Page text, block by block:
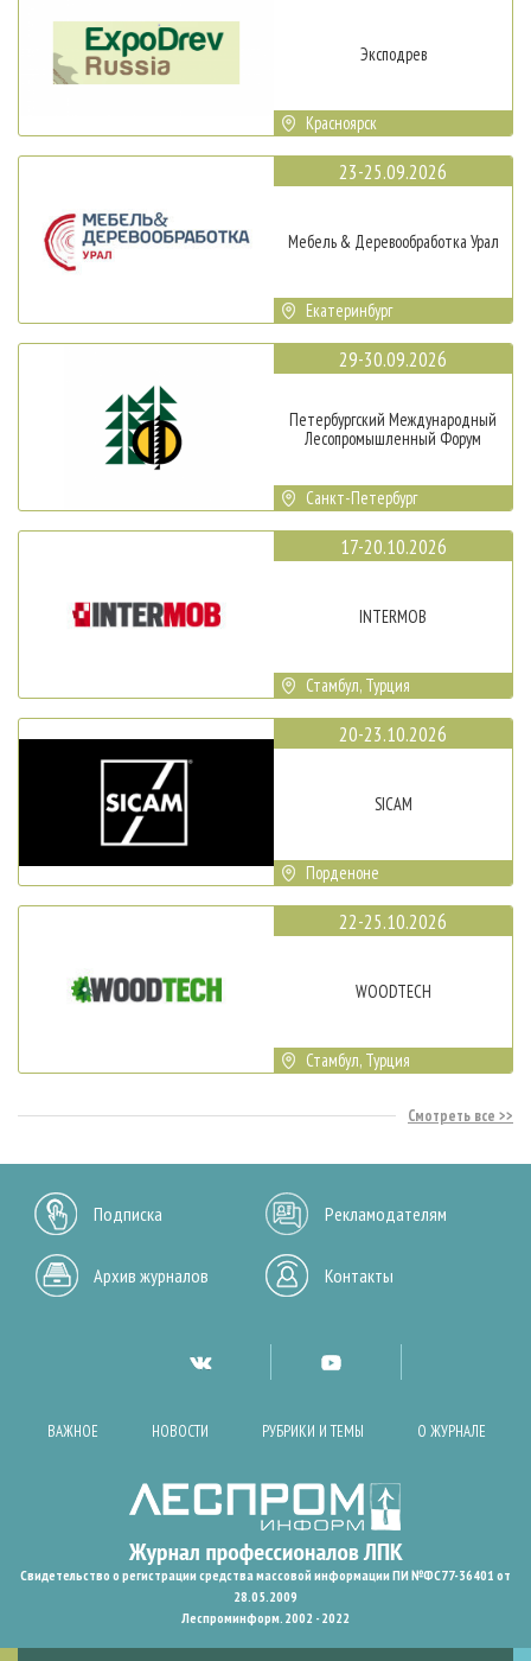
Эксподрев
Красноярск
23-25.09.2026
Мебель & Деревообработка Урал
Екатеринбург
29-30.09.2026
Петербургский Международный
Лесопромышленный Форум
Санкт-Петербург
17-20.10.2026
INTERMOB
Стамбул, Турция
20-23.10.2026
SICAM
Порденоне
22-25.10.2026
WOODTECH
Стамбул, Турция
Смотреть все
Подписка Рекламодателям
Архив журналов Контакты
ВАЖНОЕ НОВОСТИ РУБРИКИ И ТЕМЫ О ЖУРНАЛЕ
Свидетельство о регистрации средства массовой информации ПИ №ФС77-36401 от
28.05.2009
Леспроминформ. 2002 - 2022